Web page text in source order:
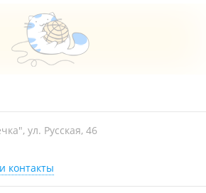
ул. Русская, 46
контакты